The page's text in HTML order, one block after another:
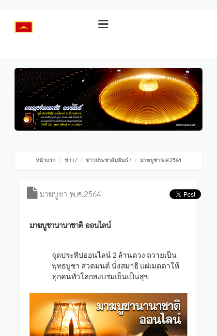
หน้าแรก ข่าว/ ข่าวประชาสัมพันธ์/ มาฆบูชา พ.ศ.2564
มาฆบูชา พ.ศ.2564
มาฆบูชานานาชาติ ออนไลน์
จุดประทีปออนไลน์ 2 ล้านดวง ถวายเป็น
พุทธบูชา สวดมนต์ นั่งสมาธิ แผ่เมตตาให้
ทุกคนทั่วโลกสงบร่มเย็นเป็นสุข